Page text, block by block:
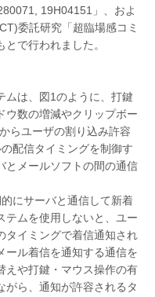
19H04151」、およ
委託研究「超臨場感コミ
で行われました。
は、図1のように、打鍵
ウ数の増減やクリップボー
らユーザの割り込み許容
配信タイミングを制御す
とメールソフトの間の通信
にサーバと通信して新着
テムを使用しないと、ユー
タイミングで着信通知され
ール着信を通知する通信を
えや打鍵・マウス操作の有
がら、通知が許容されるタ